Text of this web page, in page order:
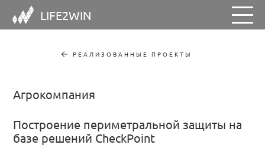
LIFE2WIN
РЕАЛИЗОВАННЫЕ ПРОЕКТЫ
Агрокомпания
Построение периметральной защиты на
базе решений CheckPoint